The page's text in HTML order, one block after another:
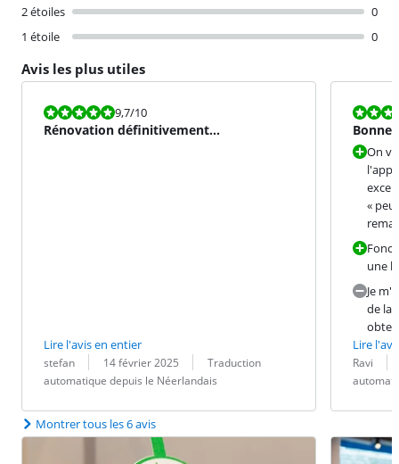
2 étoiles
0
1 étoile
0
Avis les plus utiles
La note est 9,7 sur 10.
9,7/10
Rénovation définitivement
Lire l'avis en entier
Évaluation par :
stefan
Date : 14 février 2025
Traduction :
Traduction
automatique depuis le Néerlandais
La note est
Bonne
On
« peu
une
Je
de la
Lire
Évaluation
Ravi
Date :
Traduction :
Montrer tous les 6 avis